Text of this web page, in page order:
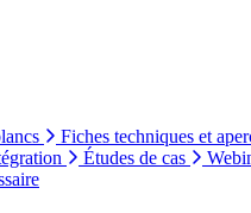
Fiches techniques et
Études de cas